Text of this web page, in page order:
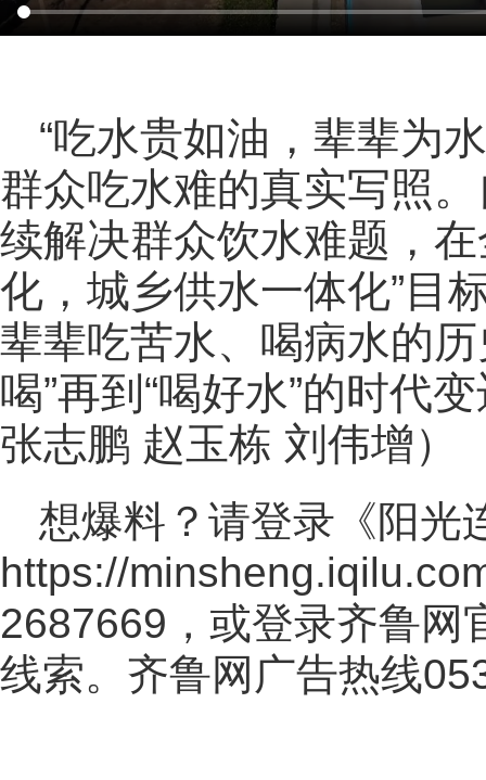
“吃水贵如油，辈辈为
群众吃水难的真实写照
续解决群众饮水难题，
化，城乡供水一体化”目
辈辈吃苦水、喝病水的历
喝”再到“喝好水”的时代
张志鹏 赵玉栋 刘伟增）
想爆料？请登录《阳光
https://
2687669，或登录齐鲁网
线索。齐鲁网广告热线